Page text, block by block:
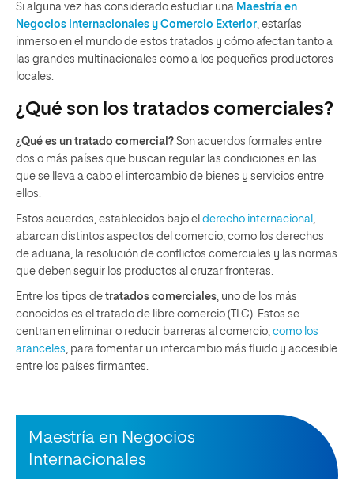
Si alguna vez has considerado estudiar una Maestría en
Negocios Internacionales y Comercio Exterior , estarías
inmerso en el mundo de estos tratados y cómo afectan tanto a
las grandes multinacionales como a los pequeños productores
locales.
¿Qué son los tratados comerciales?
¿Qué es un tratado comercial? Son acuerdos formales entre
dos o más países que buscan regular las condiciones en las
que se lleva a cabo el intercambio de bienes y servicios entre
ellos.
Estos acuerdos, establecidos bajo el derecho internacional
abarcan distintos aspectos del comercio, como los derechos
de aduana, la resolución de conflictos comerciales y las normas
que deben seguir los productos al cruzar fronteras​​.
Entre los tipos de tratados comerciales , uno de los más
conocidos es el tratado de libre comercio (TLC). Estos se
centran en eliminar o reducir barreras al comercio, como los
aranceles , para fomentar un intercambio más fluido y accesible
entre los países firmantes.
Maestría en Negocios
Internacionales